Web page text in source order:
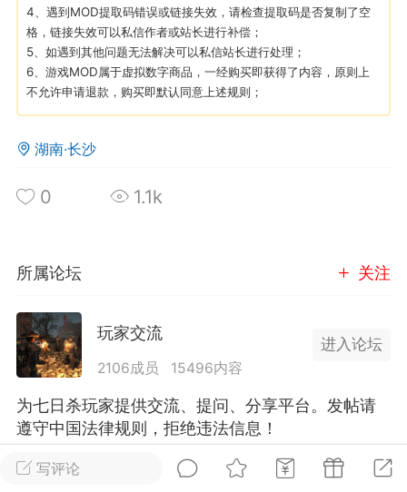
MOD下载 攻略教程 联机招募
02-10 15:45
卖挂
禁止发布联机可用的作弊模组，
作弊模组在联机服务器使用,为了维护游
模组的发布行为：1. *...
汉
72 2.22w
大人
Lv.8
写评论
4、遇到MOD提取码错误或链接失效，请检查提取码是否复制了空
格，链接失效可以私信作者或站长进行补偿；
5、如遇到其他问题无法解决可以私信站长进行处理；
6、游戏MOD属于虚拟数字商品，一经购买即获得了内容，原则上
不允许申请退款，购买即默认同意上述规则；
湖南·长沙
0 1.1k
所属论坛 关注
玩家交流
2106成员 15496内容
进入论坛
为七日杀玩家提供交流、提问、分享平台。发帖请
遵守中国法律规则，拒绝违法信息！
全部 0 正序